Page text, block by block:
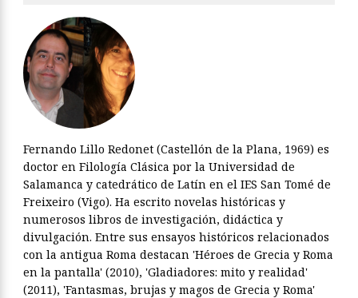
Fernando Lillo Redonet (Castellón de la Plana, 1969) es
doctor en Filología Clásica por la Universidad de
Salamanca y catedrático de Latín en el IES San Tomé de
Freixeiro (Vigo). Ha escrito novelas históricas y
numerosos libros de investigación, didáctica y
divulgación. Entre sus ensayos históricos relacionados
con la antigua Roma destacan 'Héroes de Grecia y Roma
en la pantalla' (2010), 'Gladiadores: mito y realidad'
(2011), 'Fantasmas, brujas y magos de Grecia y Roma'